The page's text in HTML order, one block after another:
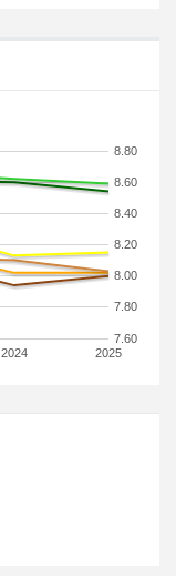
2024 2025
7.60
7.80
8.00
8.20
8.40
8.60
8.80